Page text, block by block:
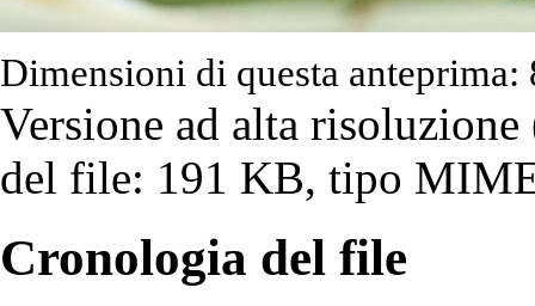
Dimensioni di questa
Versione ad alta risoluzione
del file: 191 KB, tipo
Cronologia del file